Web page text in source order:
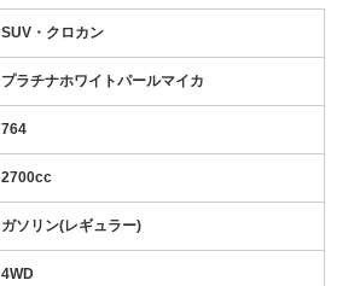
SUV・クロカン
プラチナホワイトパールマイカ
764
2700cc
ガソリン(レギュラー)
4WD